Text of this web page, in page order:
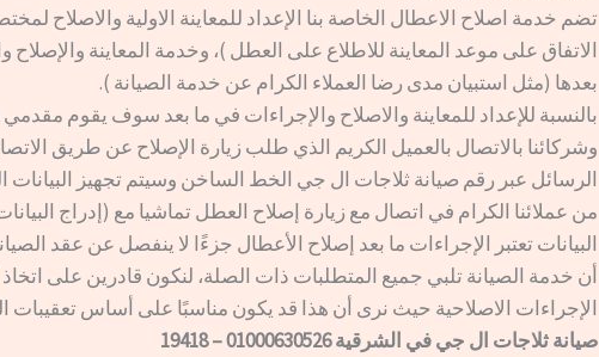
تضم خدمة اصلاح الاعطال الخاصة بنا الإعداد للمعاينة الاولية والاصلاح
الاتفاق على موعد المعاينة للاطلاع على العطل )، وخدمة المعاينة والإصلاح
بعدها (مثل استبيان مدى رضا العملاء الكرام عن خدمة الصيانة ).
بالنسبة للإعداد للمعاينة والاصلاح والإجراءات في ما بعد سوف يقوم مقدمي
وشركائنا بالاتصال بالعميل الكريم الذي طلب زيارة الإصلاح عن طريق
الرسائل عبر رقم صيانة ثلاجات ال جي الخط الساخن وسيتم تجهيز البيانات
من عملائنا الكرام في اتصال مع زيارة إصلاح العطل تماشيا مع (إدراج
البيانات تعتبر الإجراءات ما بعد إصلاح الأعطال جزءًا لا ينفصل عن عقد
أن خدمة الصيانة تلبي جميع المتطلبات ذات الصلة، لنكون قادرين على
الإجراءات الاصلاحية حيث نرى أن هذا قد يكون مناسبًا على أساس تعقيبات
صيانة ثلاجات ال جي في الشرقية 01000630526 – 19418